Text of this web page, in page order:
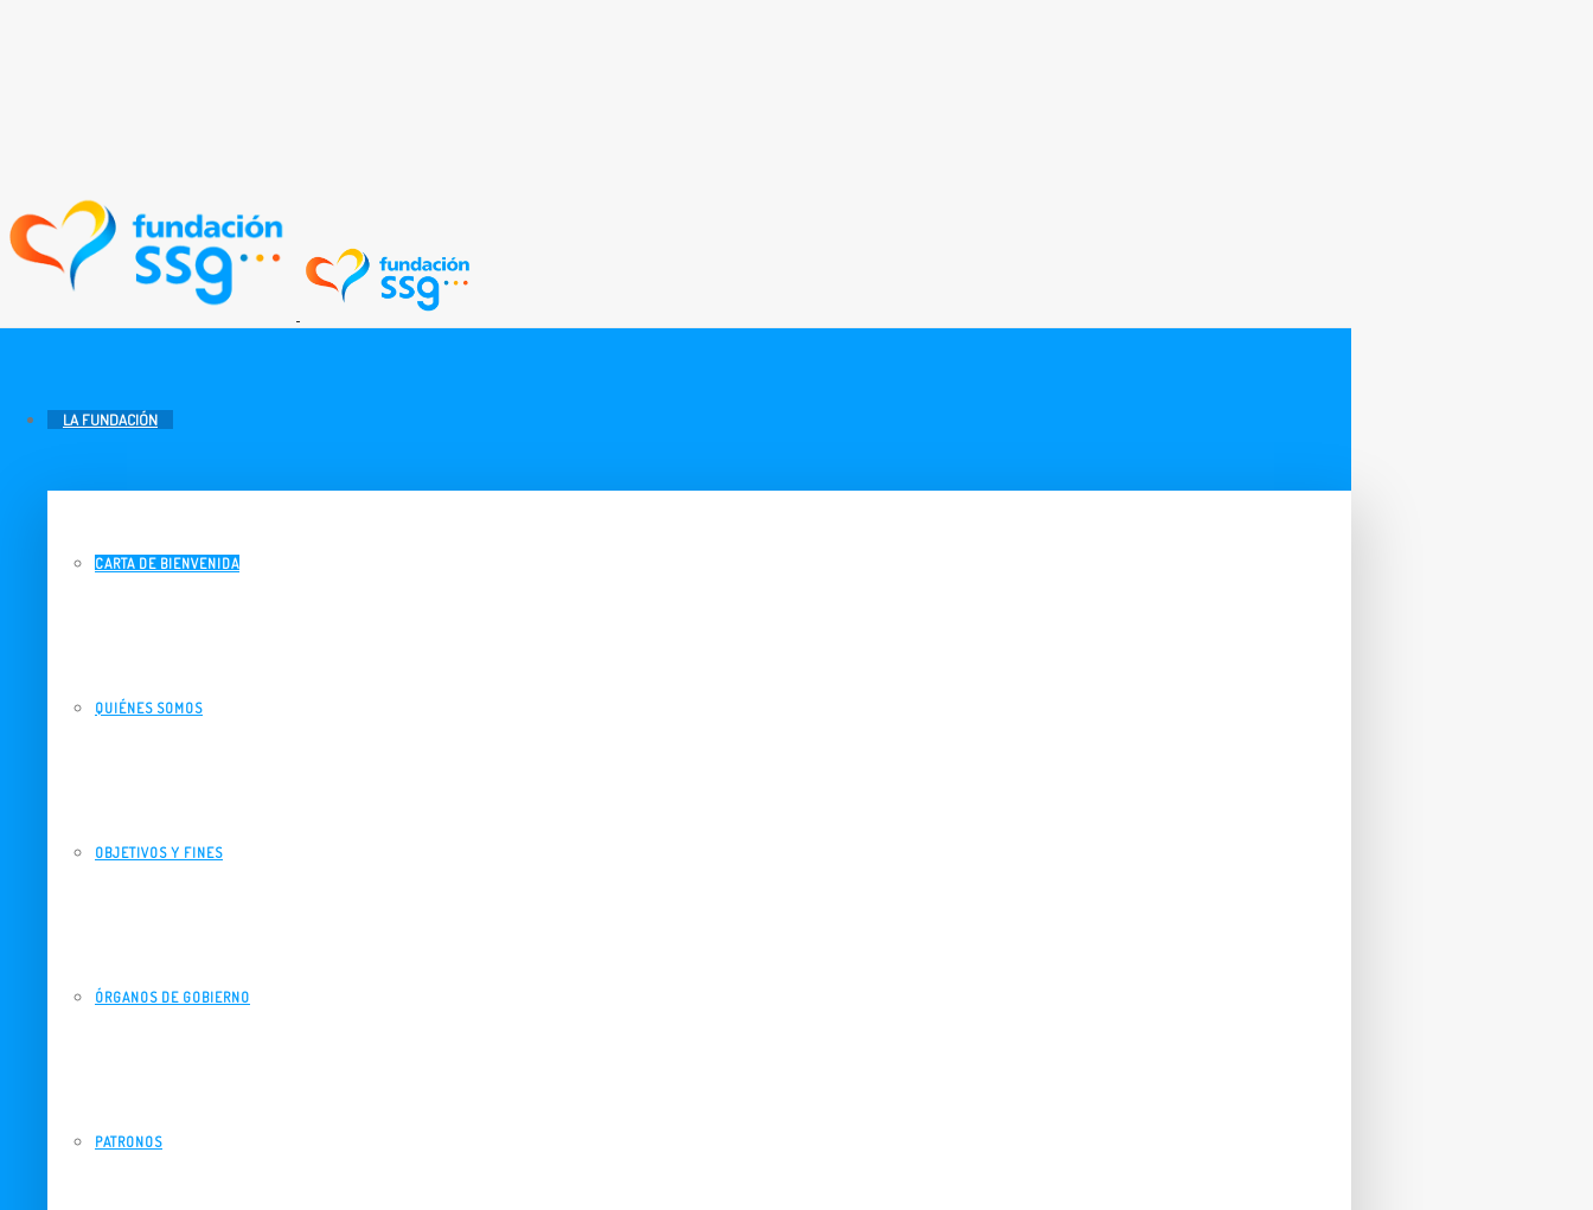
LA FUNDACIÓN
CARTA DE BIENVENIDA
QUIÉNES SOMOS
OBJETIVOS Y FINES
ÓRGANOS DE GOBIERNO
PATRONOS